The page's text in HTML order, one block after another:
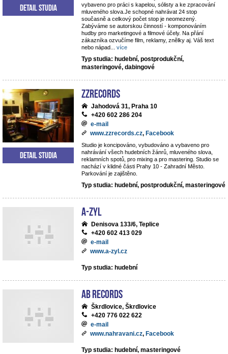
vybaveno pro práci s kapelou, sólisty a ke zpracování
mluveného slova.Je schopné nahrávat 24 stop
současně a celkový počet stop je neomezený.
Zabýváme se autorskou činností - komponováním
hudby pro marketingové a filmové účely. Na přání
zákazníka ozvučíme film, reklamy, znělky aj. Váš text
nebo nápad
více
Typ studia: hudební, postprodukční,
masteringové, dabingové
Detail studia
ZZrecords
Jahodová 31, Praha 10
+420 602 286 204
e-mail
www.zzrecords.cz, Facebook
Studio je koncipováno, vybudováno a vybaveno pro
nahrávání všech hudebních žánrů, mluveného slova,
reklamních spotů, pro mixing a pro mastering. Studio se
nachází v klidné části Prahy 10 - Zahradní Město.
Parkování je zajištěno.
Typ studia: hudební, postprodukční, masteringové
Detail studia
A-ZYL
Denisova 133/6, Teplice
+420 602 413 029
e-mail
www.a-zyl.cz
Typ studia: hudební
AB records
Škrdlovice, Škrdlovice
+420 776 022 622
e-mail
www.nahravani.cz, Facebook
Typ studia: hudební, masteringové